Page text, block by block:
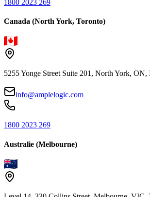
1800 2023 269
Canada (North York, Toronto)
5255 Yonge Street Suite 201, North York,
info@amplelogic.com
1800 2023 269
Australie (Melbourne)